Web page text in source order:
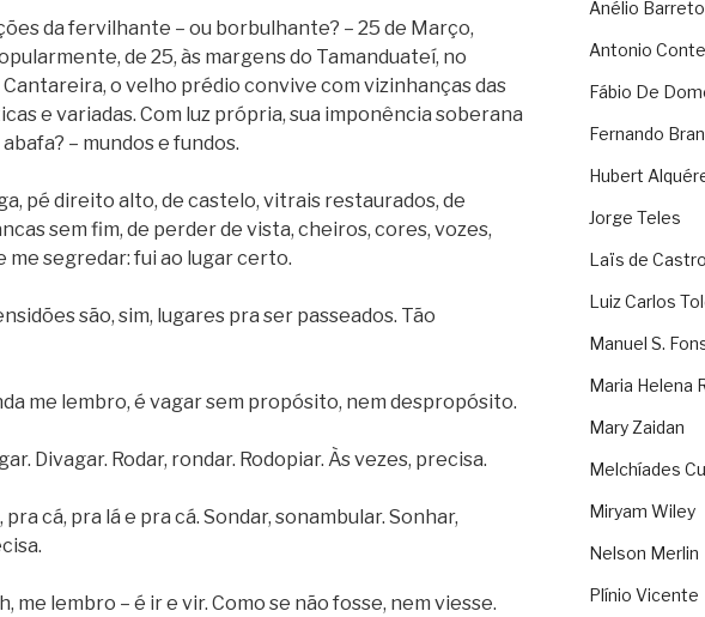
da fervilhante – ou borbulhante? – 25 de Março,
de 25, às margens do Tamanduateí, no
o velho prédio convive com vizinhanças das
e variadas. Com luz própria, sua imponência soberana
– mundos e fundos.
pé direito alto, de castelo, vitrais restaurados, de
sem fim, de perder de vista, cheiros, cores, vozes,
me segredar: fui ao lugar certo.
são, sim, lugares pra ser passeados. Tão
me lembro, é vagar sem propósito, nem despropósito.
Divagar. Rodar, rondar. Rodopiar. Às vezes, precisa.
pra cá, pra lá e pra cá. Sondar, sonambular. Sonhar,
me lembro – é ir e vir. Como se não fosse, nem viesse.
Anélio Barreto
Antonio
Fábio De
Fernando
Hubert
Jorge Teles
Laïs de Castro
Luiz Carlos
Manuel S.
Maria Helena
Mary Zaidan
Melchíades
Miryam Wiley
Nelson Merlin
Plínio Vicente